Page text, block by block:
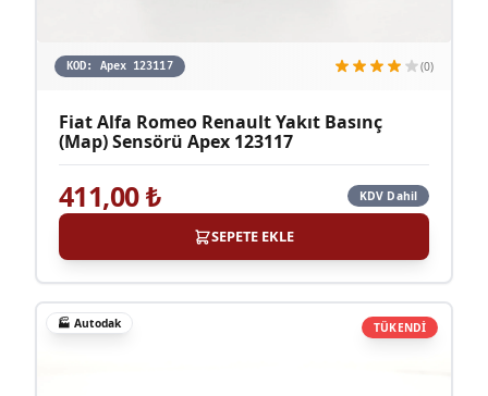
KOD: Apex 123117 (0)
Fiat Alfa Romeo Renault Yakıt Basınç
(Map) Sensörü Apex 123117
411,00₺ KDV Dahil
SEPETE EKLE
TÜKENDİ
🏭Autodak